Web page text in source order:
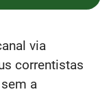
via
correntistas
a